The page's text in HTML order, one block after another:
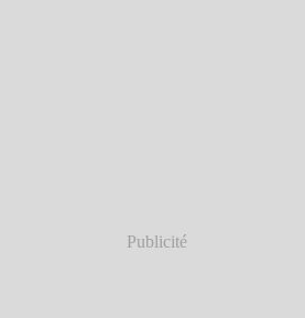
Publicité